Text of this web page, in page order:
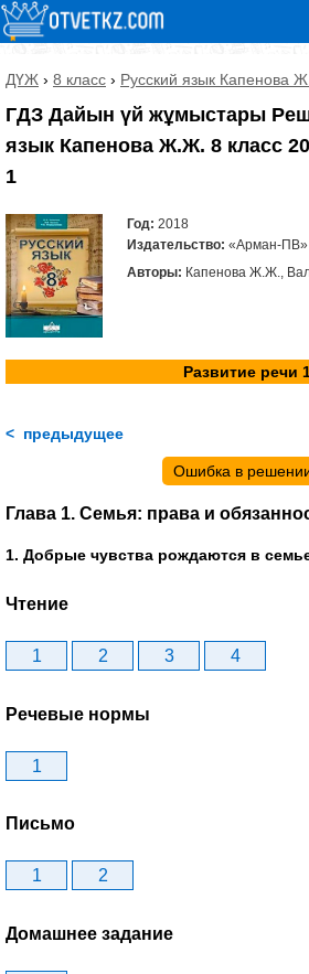
ДҮЖ › 8 класс › Русский язык Капенова
ГДЗ Дайын үй жұмыстары
язык Капенова Ж.Ж. 8 класс
1
Год: 2018
Издательство: «Арман-ПВ»
Авторы: Капенова Ж.Ж.,
Развитие речи
< предыдущее
Ошибка в
Глава 1. Семья: права и
1. Добрые чувства рождаются в
Чтение
1 2 3 4
Речевые нормы
1
Письмо
1 2
Домашнее задание